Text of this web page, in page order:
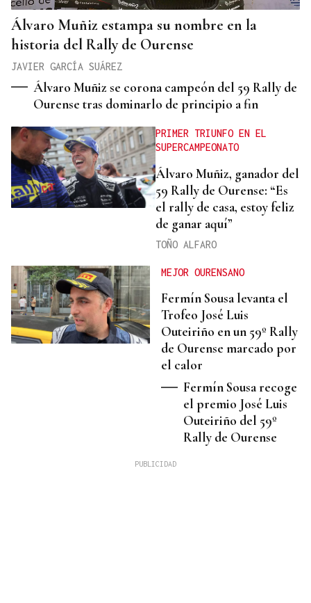
Álvaro Muñiz estampa su nombre en la
historia del Rally de Ourense
JAVIER GARCÍA SUÁREZ
Álvaro Muñiz se corona campeón del 59 Rally de
Ourense tras dominarlo de principio a fin
PRIMER TRIUNFO EN EL
SUPERCAMPEONATO
Álvaro Muñiz, ganador del
59 Rally de Ourense: “Es
el rally de casa, estoy feliz
de ganar aquí”
TOÑO ALFARO
MEJOR OURENSANO
Fermín Sousa levanta el
Trofeo José Luis
Outeiriño en un 59º Rally
de Ourense marcado por
el calor
Fermín Sousa recoge
el premio José Luis
Outeiriño del 59º
Rally de Ourense